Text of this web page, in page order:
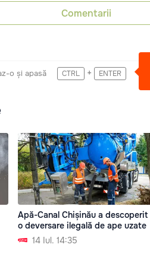
Comentarii
o și apasă CTRL + ENTER
Apă-Canal Chișinău a descoperit
o deversare ilegală de ape uzate
14 Iul. 14:35